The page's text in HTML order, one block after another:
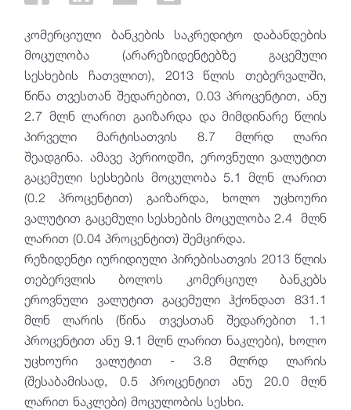
კომერციული ბანკების საკრედიტო დაბანდების
მოცულობა (არარეზიდენტებზე გაცემული
სესხების ჩათვლით), 2013 წლის თებერვალში,
წინა თვესთან შედარებით, 0.03 პროცენტით, ანუ
2.7 მლნ ლარით გაიზარდა და მიმდინარე წლის
პირველი მარტისათვის 8.7 მლრდ ლარი
შეადგინა. ამავე პერიოდში, ეროვნული ვალუტით
გაცემული სესხების მოცულობა 5.1 მლნ ლარით
(0.2 პროცენტით) გაიზარდა, ხოლო უცხოური
ვალუტით გაცემული სესხების მოცულობა 2.4 მლნ
ლარით (0.04 პროცენტით) შემცირდა.
რეზიდენტი იურიდიული პირებისათვის 2013 წლის
თებერვლის ბოლოს კომერციულ ბანკებს
ეროვნული ვალუტით გაცემული ჰქონდათ 831.1
მლნ ლარის (წინა თვესთან შედარებით 1.1
პროცენტით ანუ 9.1 მლნ ლარით ნაკლები), ხოლო
უცხოური ვალუტით - 3.8 მლრდ ლარის
(შესაბამისად, 0.5 პროცენტით ანუ 20.0 მლნ
ლარით ნაკლები) მოცულობის სესხი.